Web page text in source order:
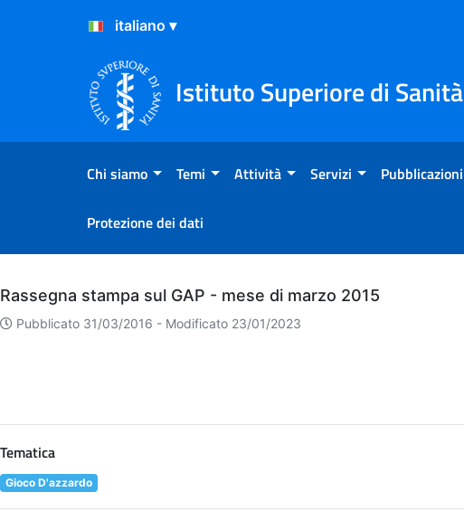
Salta al Contenuto
Salta al Footer
Istituto Superiore di Sanità
Chi siamo Temi Attività Servizi Pubblicazioni
Protezione dei dati
Archivio
Rassegna stampa sul GAP - mese di marzo 2015
Pubblicato 31/03/2016 - Modificato 23/01/2023
Tematica
Gioco D'azzardo